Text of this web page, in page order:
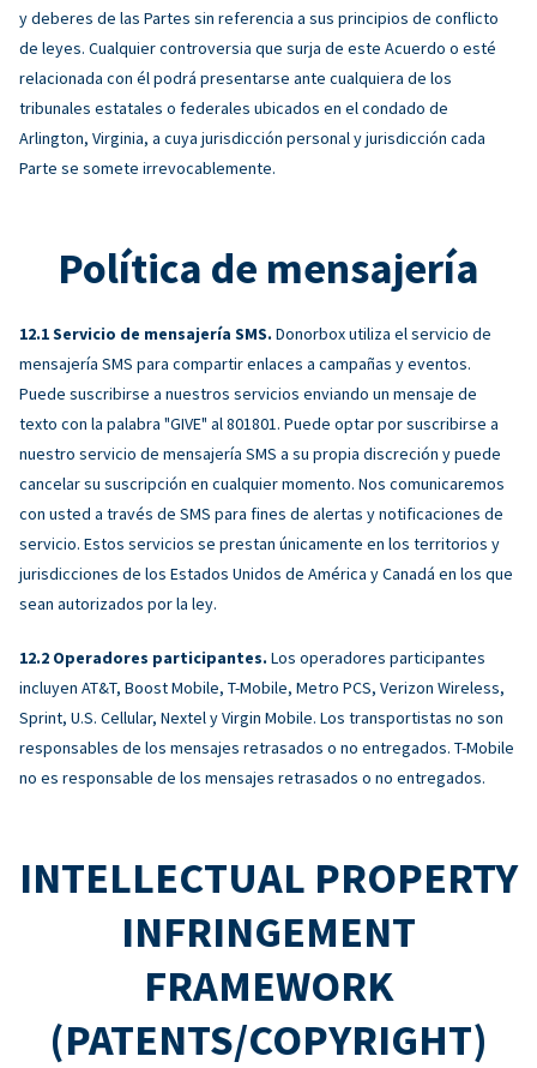
y deberes de las Partes sin referencia a sus principios de conflicto
de leyes. Cualquier controversia que surja de este Acuerdo o esté
relacionada con él podrá presentarse ante cualquiera de los
tribunales estatales o federales ubicados en el condado de
Arlington, Virginia, a cuya jurisdicción personal y jurisdicción cada
Parte se somete irrevocablemente.
Política de mensajería
Servicio de mensajería SMS. Donorbox utiliza el servicio de
mensajería SMS para compartir enlaces a campañas y eventos.
Puede suscribirse a nuestros servicios enviando un mensaje de
texto con la palabra "GIVE" al 801801. Puede optar por suscribirse a
nuestro servicio de mensajería SMS a su propia discreción y puede
cancelar su suscripción en cualquier momento. Nos comunicaremos
con usted a través de SMS para fines de alertas y notificaciones de
servicio. Estos servicios se prestan únicamente en los territorios y
jurisdicciones de los Estados Unidos de América y Canadá en los que
sean autorizados por la ley.
Operadores participantes. Los operadores participantes
incluyen AT&T, Boost Mobile, T-Mobile, Metro PCS, Verizon Wireless,
Sprint, U.S. Cellular, Nextel y Virgin Mobile. Los transportistas no son
responsables de los mensajes retrasados ​​o no entregados. T-Mobile
no es responsable de los mensajes retrasados ​​o no entregados.
INTELLECTUAL PROPERTY
INFRINGEMENT
FRAMEWORK
(PATENTS/COPYRIGHT)